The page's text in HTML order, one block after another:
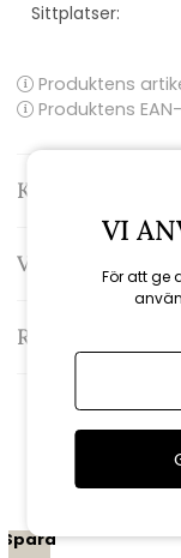
Sittplatser:
Produktens
Produktens
Kontakta oss
Varumärke:
Recensioner
Spara
VI
För att ge